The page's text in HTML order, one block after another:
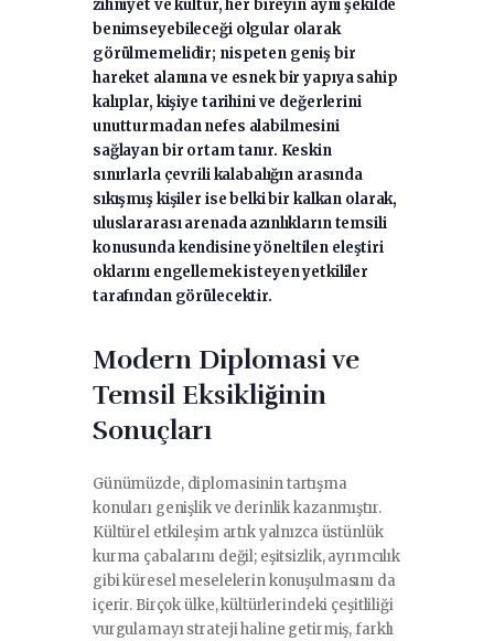
zihniyet ve kültür, her bireyin aynı şekilde
benimseyebileceği olgular olarak
görülmemelidir; nispeten geniş bir
hareket alanına ve esnek bir yapıya sahip
kalıplar, kişiye tarihini ve değerlerini
unutturmadan nefes alabilmesini
sağlayan bir ortam tanır. Keskin
sınırlarla çevrili kalabalığın arasında
sıkışmış kişiler ise belki bir kalkan olarak,
uluslararası arenada azınlıkların temsili
konusunda kendisine yöneltilen eleştiri
oklarını engellemek isteyen yetkililer
tarafından görülecektir.
Modern Diplomasi ve
Temsil Eksikliğinin
Sonuçları
Günümüzde, diplomasinin tartışma
konuları genişlik ve derinlik kazanmıştır.
Kültürel etkileşim artık yalnızca üstünlük
kurma çabalarını değil; eşitsizlik, ayrımcılık
gibi küresel meselelerin konuşulmasını da
içerir. Birçok ülke, kültürlerindeki çeşitliliği
vurgulamayı strateji haline getirmiş, farklı